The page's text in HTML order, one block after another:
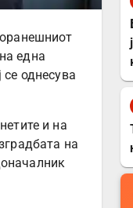
една
однесува
и на
на